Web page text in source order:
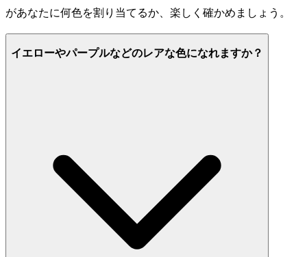
があなたに何色を割り当てるか、楽しく確かめましょう。
イエローやパープルなどのレアな色になれますか？